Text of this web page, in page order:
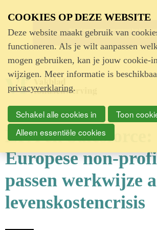
Advertentie
EFA en Salesforce:
Europese non-
passen werkwijze
levenskostencrisis
COOKIES OP DEZE WEBSITE
Deze website maakt gebruik van
functioneren. Als je wilt aanpassen
mogen gebruiken, kan je jouw cookie-
wijzigen. Meer informatie is
privacyverklaring.
Schakel alle cookies in
Toon
Alleen essentiële cookies